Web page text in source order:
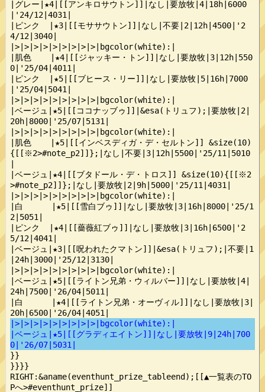
|>|>|>|>|>|>|>|>|>|bgcolor(white):|
|ベージュ|★5|[[グラディエイトン]]|なし|要放牧|9|24h|700
0|'26/07|5031|